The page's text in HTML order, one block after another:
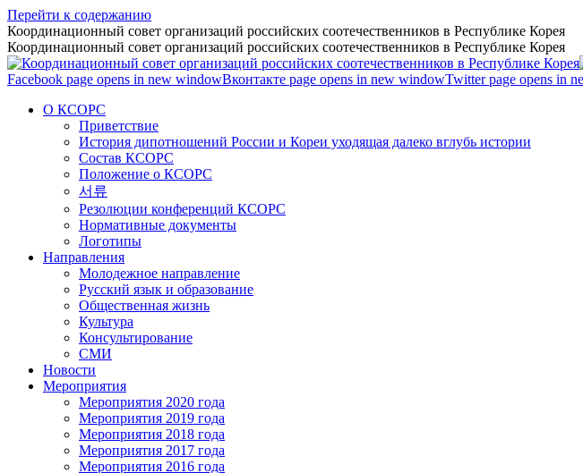
Перейти к содержанию
Координационный совет организаций российских соотечественников в Республике Корея
Координационный совет организаций российских соотечественников в Республике Корея
Facebook page opens in new windowВконтакте page opens in new windowTwitter page opens in
О КСОРС
Приветствие
История дипотношений России и Кореи уходящая далеко вглубь истории
Состав КСОРС
Положение о КСОРС
서류
Резолюции конференций КСОРС
Нормативные документы
Логотипы
Направления
Молодежное направление
Русский язык и образование
Общественная жизнь
Культура
Консультирование
СМИ
Новости
Мероприятия
Мероприятия 2020 года
Мероприятия 2019 года
Мероприятия 2018 годa
Мероприятия 2017 года
Мероприятия 2016 года